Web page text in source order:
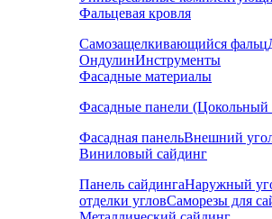
Фальцевая кровля
Самозащелкивающийся фальц
ОндулинИнструменты
Фасадные материалы
Фасадные панели (Цокольный
Фасадная панельВнешний
Виниловый сайдинг
Панель сайдингаНаружный
отделки угловСаморезы для